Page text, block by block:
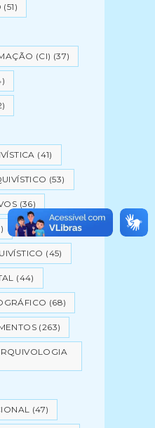
(51)
(CI) (37)
(41)
(53)
(36)
(45)
(44)
(68)
(263)
(47)